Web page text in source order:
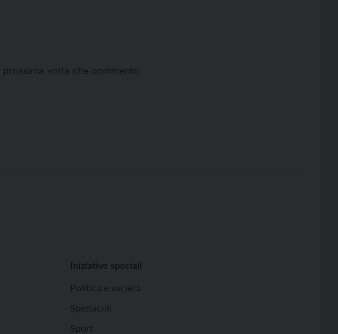
volta che commento.
Iniziative speciali
Politica e società
Spettacoli
Sport